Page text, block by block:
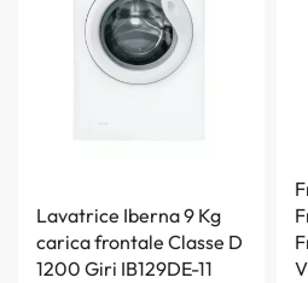
Lavatrice Iberna 9 Kg
carica frontale Classe D
1200 Giri IB129DE-11